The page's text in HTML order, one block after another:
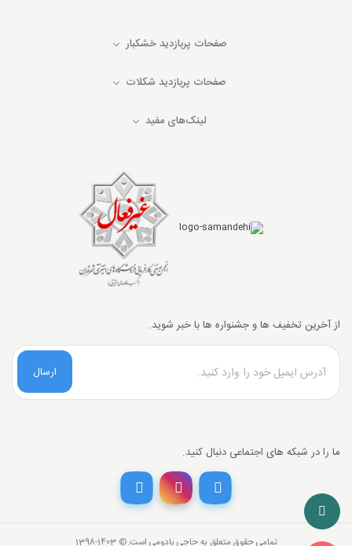
تخفیف خرید نقدی
با انتخاب درگاه پرداخت حاجی بادومی از 3% خرید نقدی تخفیف بگیرید.
صفحات پربازدید خشکبار
صفحات پربازدید شکلات
لینک‌های مفید
از آخرین تخفیف ها و جشنواره ها با خبر شوید.
ارسال
ما را در شبکه های اجتماعی دنبال کنید.
تمامی حقوق متعلق به حاجی بادومی است.©‏ 1398-1403